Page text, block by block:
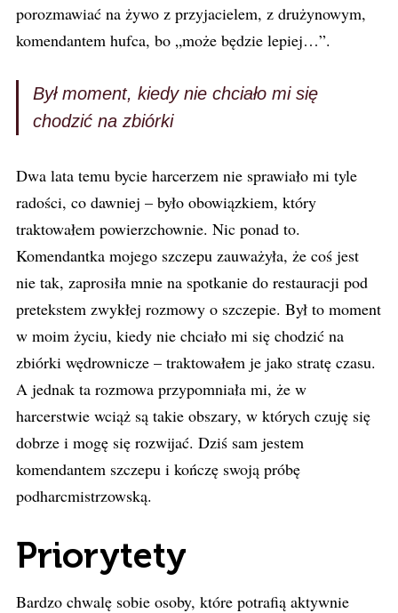
porozmawiać na żywo z przyjacielem, z drużynowym,
komendantem hufca, bo „może będzie lepiej…”.
Był moment, kiedy nie chciało mi się
chodzić na zbiórki
Dwa lata temu bycie harcerzem nie sprawiało mi tyle
radości, co dawniej – było obowiązkiem, który
traktowałem powierzchownie. Nic ponad to.
Komendantka mojego szczepu zauważyła, że coś jest
nie tak, zaprosiła mnie na spotkanie do restauracji pod
pretekstem zwykłej rozmowy o szczepie. Był to moment
w moim życiu, kiedy nie chciało mi się chodzić na
zbiórki wędrownicze – traktowałem je jako stratę czasu.
A jednak ta rozmowa przypomniała mi, że w
harcerstwie wciąż są takie obszary, w których czuję się
dobrze i mogę się rozwijać. Dziś sam jestem
komendantem szczepu i kończę swoją próbę
podharcmistrzowską.
Priorytety
Bardzo chwalę sobie osoby, które potrafią aktywnie